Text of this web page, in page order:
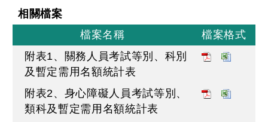
相關檔案
檔案名稱
檔案格式
附表1、關務人員考試等別、科別
及暫定需用名額統計表
附表2、身心障礙人員考試等別、
類科及暫定需用名額統計表